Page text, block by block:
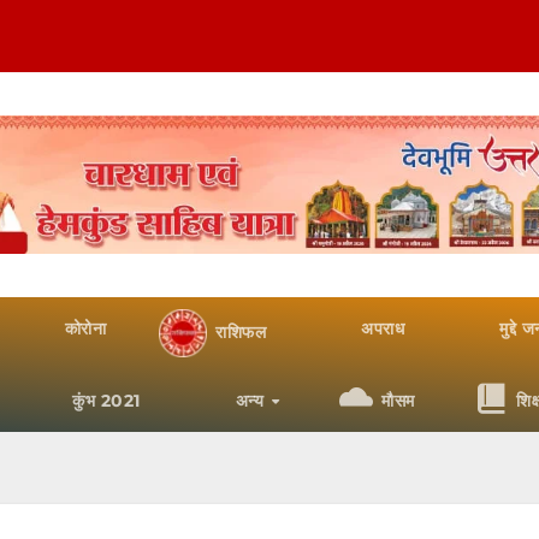
कोरोना राशिफल अपराध मुद्दे
कुंभ 2021 अन्य मौसम